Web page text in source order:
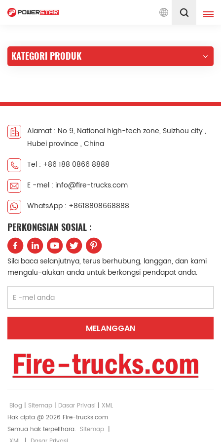
Jentera Bomba Sejak 1990 Melayu
English
italiano español
português Nederlands
العربية
中文
Filipino မြန်မာ
KATEGORI PRODUK
Alamat : No 9, National high-tech zone, Suizhou city ,
Hubei province , China
Tel : +86 188 0866 8888
E -mel : info@fire-trucks.com
WhatsApp : +8618808668888
PERKONGSIAN SOSIAL :
Sila baca selanjutnya, terus berhubung, langgan, dan kami
mengalu-alukan anda untuk berkongsi pendapat anda.
Blog | Sitemap | Dasar Privasi | XML
Hak cipta @ 2026 Fire-trucks.com
Semua hak terpelihara. Sitemap |